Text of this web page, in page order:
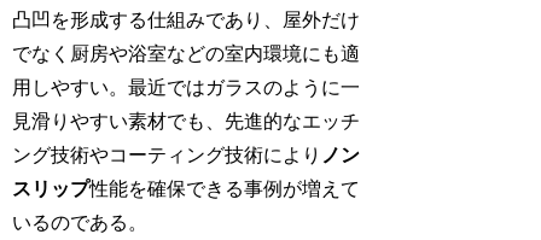
凸凹を形成する仕組みであり、屋外だけ
でなく厨房や浴室などの室内環境にも適
用しやすい。最近ではガラスのように一
見滑りやすい素材でも、先進的なエッチ
ング技術やコーティング技術により ノン
スリップ性能を確保できる事例が増えて
いるのである。